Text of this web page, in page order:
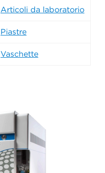
Articoli da laboratorio
Piastre
Vaschette